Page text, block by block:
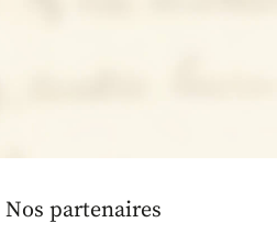
Nos partenaires